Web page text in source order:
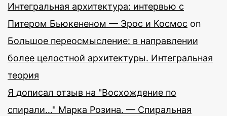
Интегральная архитектура: интервью с
Питером Бьюкененом — Эрос и Космос on
Большое переосмысление: в направлении
более целостной архитектуры. Интегральная
теория
Я дописал отзыв на "Восхождение по
спирали…" Марка Розина. — Спиральная